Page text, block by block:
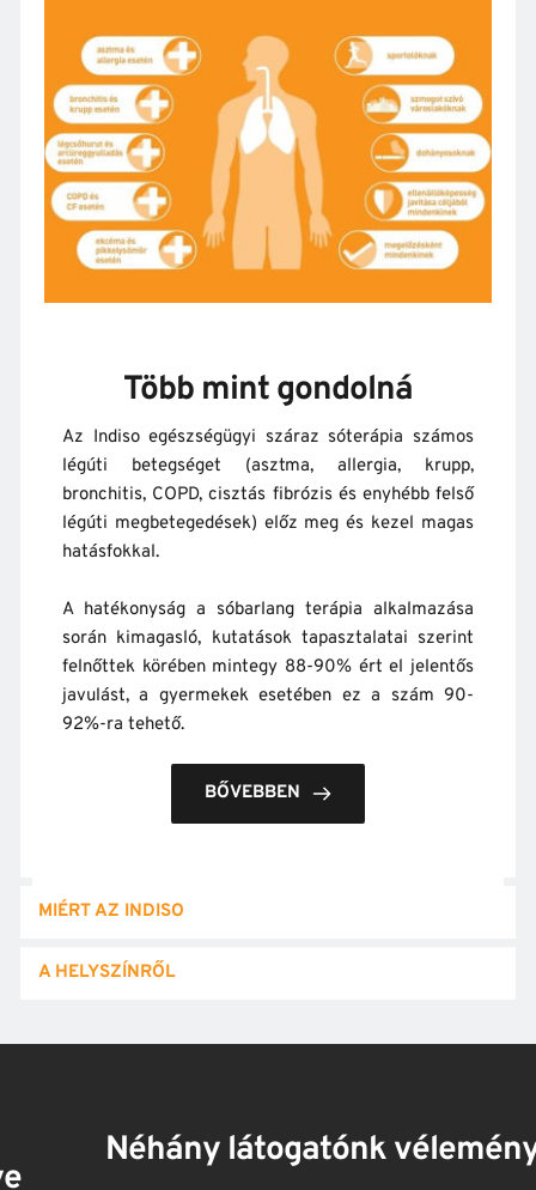
Több mint gondolná
Az Indiso egészségügyi száraz sóterápia számos
légúti betegséget (asztma, allergia, krupp,
bronchitis, COPD, cisztás fibrózis és enyhébb felső
légúti megbetegedések) előz meg és kezel magas
hatásfokkal.
A hatékonyság a sóbarlang terápia alkalmazása
során kimagasló, kutatások tapasztalatai szerint
felnőttek körében mintegy 88-90% ért el jelentős
javulást, a gyermekek esetében ez a szám 90-
92%-ra tehető.
BŐVEBBEN
MIÉRT AZ INDISO
A HELYSZÍNRŐL
Néhány látogatónk véleménye